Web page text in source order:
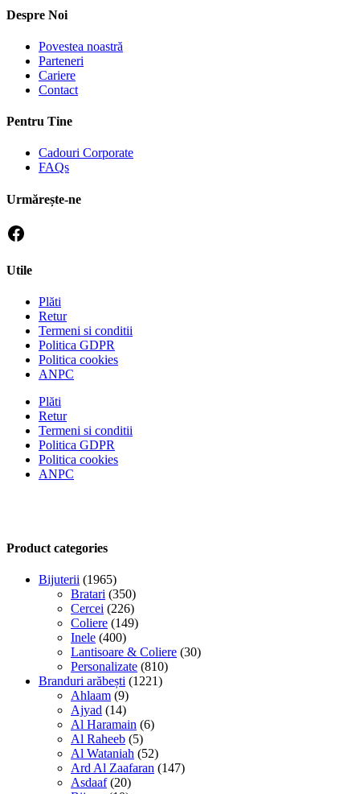
Despre Noi
Povestea noastră
Parteneri
Cariere
Contact
Pentru Tine
Cadouri Corporate
FAQs
Urmărește-ne
Utile
Plăti
Retur
Termeni si conditii
Politica GDPR
Politica cookies
ANPC
Plăti
Retur
Termeni si conditii
Politica GDPR
Politica cookies
ANPC
Product categories
Bijuterii (1965)
Bratari (350)
Cercei (226)
Coliere (149)
Inele (400)
Lantisoare & Coliere (30)
Personalizate (810)
Branduri arăbești (1221)
Ahlaam (9)
Ajyad (14)
Al Haramain (6)
Al Raheeb (5)
Al Wataniah (52)
Ard Al Zaafaran (147)
Asdaaf (20)